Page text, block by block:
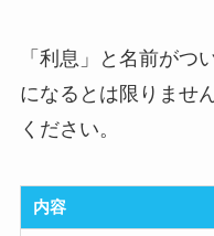
「利息」と名前がつ
になるとは限りませ
ください。
内容